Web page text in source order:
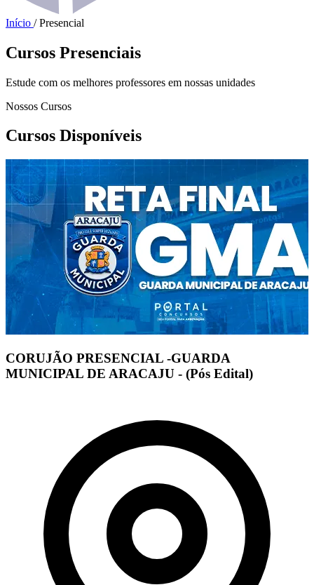
Início / Presencial
Cursos Presenciais
Estude com os melhores professores em nossas unidades
Nossos Cursos
Cursos Disponíveis
CORUJÃO PRESENCIAL -GUARDA
MUNICIPAL DE ARACAJU - (Pós Edital)